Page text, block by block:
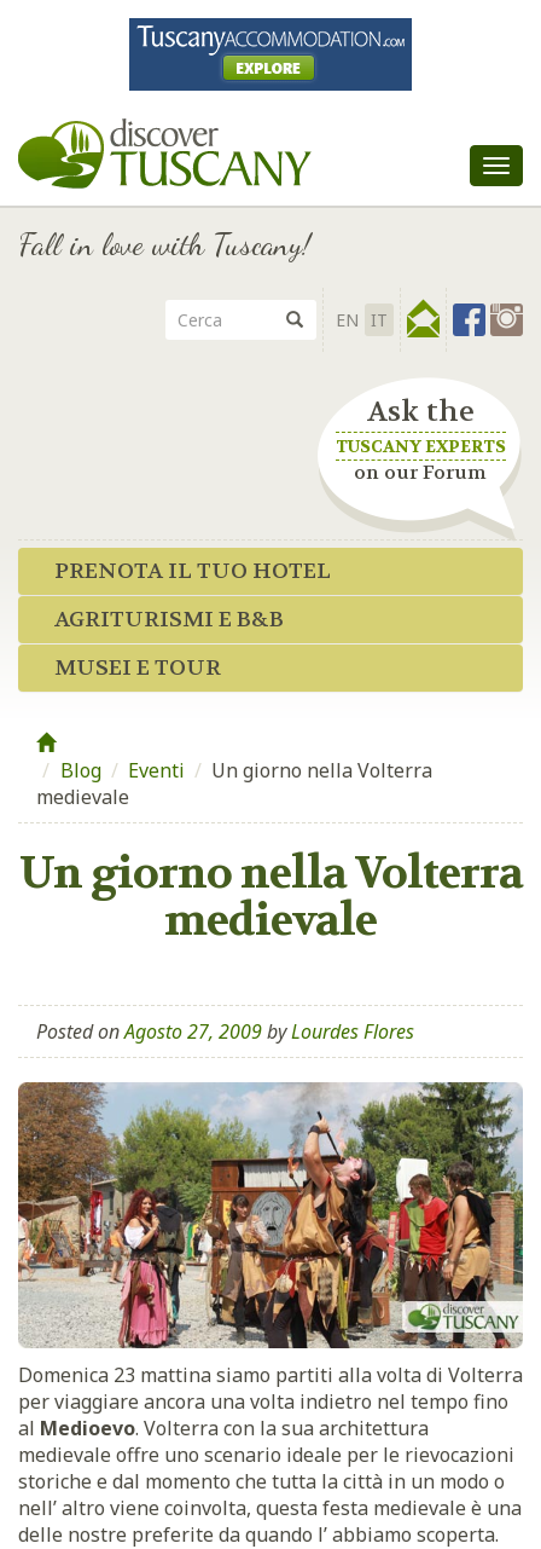
Fall in love with Tuscany!
EN IT
Ask the
TUSCANY EXPERTS
on our Forum
PRENOTA IL TUO HOTEL
AGRITURISMI E B&B
MUSEI E TOUR
Blog / Eventi / Un giorno nella Volterra
medievale
Un giorno nella Volterra
medievale
Posted onAgosto 27, 2009byLourdes Flores
Domenica 23 mattina siamo partiti alla volta di Volterra
per viaggiare ancora una volta indietro nel tempo fino
al Medioevo. Volterra con la sua architettura
medievale offre uno scenario ideale per le rievocazioni
storiche e dal momento che tutta la città in un modo o
nell’ altro viene coinvolta, questa festa medievale è una
delle nostre preferite da quando l’ abbiamo scoperta.